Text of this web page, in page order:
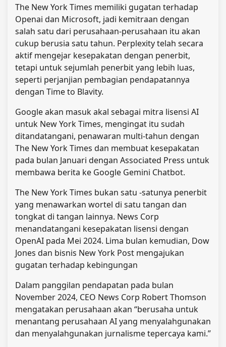
The New York Times memiliki gugatan terhadap
Openai dan Microsoft, jadi kemitraan dengan
salah satu dari perusahaan-perusahaan itu akan
cukup berusia satu tahun. Perplexity telah secara
aktif mengejar kesepakatan dengan penerbit,
tetapi untuk sejumlah penerbit yang lebih luas,
seperti perjanjian pembagian pendapatannya
dengan Time to Blavity.
Google akan masuk akal sebagai mitra lisensi AI
untuk New York Times, mengingat itu sudah
ditandatangani, penawaran multi-tahun dengan
The New York Times dan membuat kesepakatan
pada bulan Januari dengan Associated Press untuk
membawa berita ke Google Gemini Chatbot.
The New York Times bukan satu -satunya penerbit
yang menawarkan wortel di satu tangan dan
tongkat di tangan lainnya. News Corp
menandatangani kesepakatan lisensi dengan
OpenAI pada Mei 2024. Lima bulan kemudian, Dow
Jones dan bisnis New York Post mengajukan
gugatan terhadap kebingungan
Dalam panggilan pendapatan pada bulan
November 2024, CEO News Corp Robert Thomson
mengatakan perusahaan akan “berusaha untuk
menantang perusahaan AI yang menyalahgunakan
dan menyalahgunakan jurnalisme tepercaya kami.”